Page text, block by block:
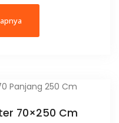
70×250 Cm